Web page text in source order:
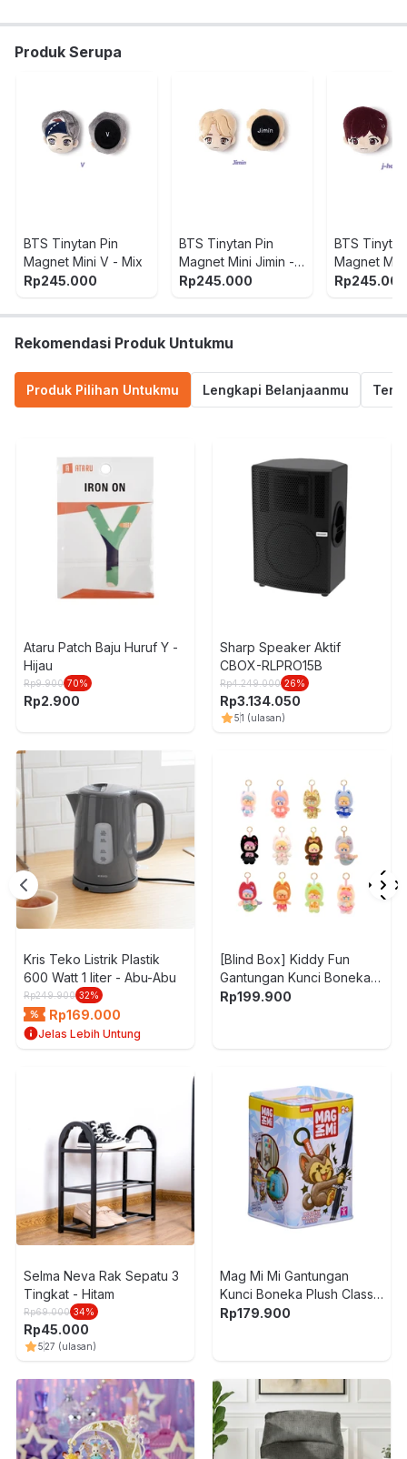
Produk Serupa
BTS Tinytan Pin
Magnet Mini V - Mix
Rp245.000
BTS Tinytan Pin
Magnet Mini Jimin -
Mix
Rp245.000
BTS
Magnet
- Mix
Rp
Rekomendasi Produk Untukmu
Produk Pilihan Untukmu Lengkapi Belanjaanmu
Ataru Patch Baju Huruf Y -
Hijau
Rp9.900 70%
Rp2.900
Sharp Speaker Aktif
CBOX-RLPRO15B
Rp4.249.000 26%
Rp3.134.050
51 (ulasan)
Kris Teko Listrik Plastik
600 Watt 1 liter - Abu-Abu
Rp249.900 32%
Rp169.000
Jelas Lebih Untung
[Blind Box] Kiddy Fun
Gantungan Kunci Boneka
Plush Angry Aimee Summer
Rp199.900
Selma Neva Rak Sepatu 3
Tingkat - Hitam
Rp69.000 34%
Rp45.000
527 (ulasan)
Mag Mi Mi Gantungan
Kunci Boneka Plush Classic
Random
Rp179.900